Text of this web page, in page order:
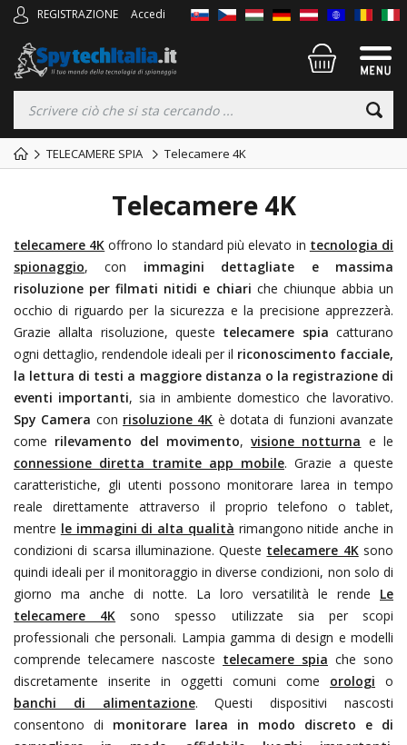
REGISTRAZIONE Accedi
TELECAMERE SPIA Telecamere 4K
Telecamere 4K
telecamere 4K offrono lo standard più elevato in tecnologia di
spionaggio, con immagini dettagliate e massima
risoluzione per filmati nitidi e chiari che chiunque abbia un
occhio di riguardo per la sicurezza e la precisione apprezzerà.
Grazie allalta risoluzione, queste telecamere spia catturano
ogni dettaglio, rendendole ideali per il riconoscimento facciale,
la lettura di testi a maggiore distanza o la registrazione di
eventi importanti, sia in ambiente domestico che lavorativo.
Spy Camera con risoluzione 4K è dotata di funzioni avanzate
come rilevamento del movimento,visione notturna e le
connessione diretta tramite app mobile. Grazie a queste
caratteristiche, gli utenti possono monitorare larea in tempo
reale direttamente attraverso il proprio telefono o tablet,
mentre le immagini di alta qualità rimangono nitide anche in
condizioni di scarsa illuminazione. Queste telecamere 4Ksono
quindi ideali per il monitoraggio in diverse condizioni, non solo di
giorno ma anche di notte. La loro versatilità le rende Le
telecamere 4K sono spesso utilizzate sia per scopi
professionali che personali. Lampia gamma di design e modelli
comprende telecamere nascoste telecamere spia che sono
discretamente inserite in oggetti comuni come orologi o
banchi di alimentazione. Questi dispositivi nascosti
consentono di monitorare larea in modo discreto e di